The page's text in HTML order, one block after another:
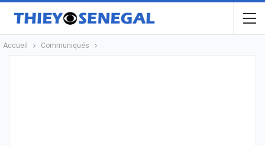
Accueil Communiqués